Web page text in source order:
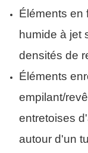
Éléments en
humide à jet
densités de
Éléments
empilant/
entretoises
autour d'un